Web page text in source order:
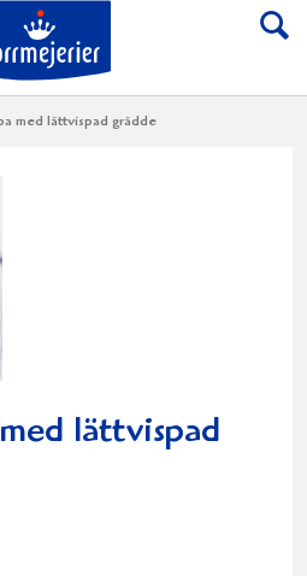
Till Norrmejerier
med lättvispad grädde
lättvispad